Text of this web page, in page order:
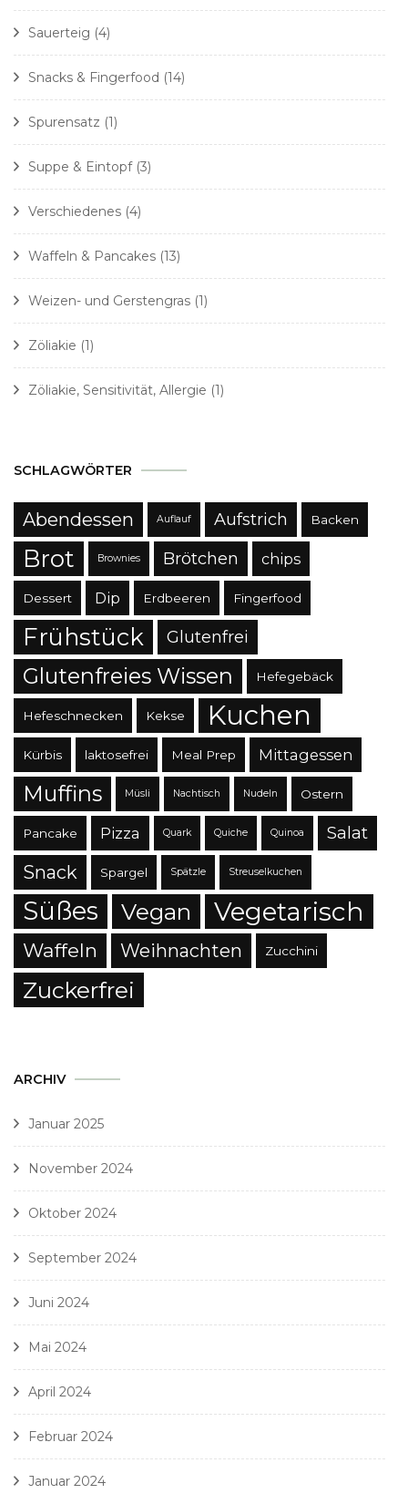
Sauerteig (4)
Snacks & Fingerfood (14)
Spurensatz (1)
Suppe & Eintopf(3)
Verschiedenes (4)
Waffeln & Pancakes (13)
Weizen- und Gerstengras (1)
Zöliakie (1)
Zöliakie, Sensitivität, Allergie (1)
SCHLAGWÖRTER
Abendessen Auflauf Aufstrich Backen
Brot Brownies Brötchen chips
Dessert Dip Erdbeeren Fingerfood
Frühstück Glutenfrei
Glutenfreies Wissen Hefegebäck
Hefeschnecken Kekse Kuchen
Kürbis laktosefrei Meal Prep Mittagessen
Muffins Müsli Nachtisch Nudeln Ostern
Pancake Pizza Quark Quiche Quinoa Salat
Snack Spargel Spätzle Streuselkuchen
Süßes Vegan Vegetarisch
Waffeln Weihnachten Zucchini
Zuckerfrei
ARCHIV
Januar 2025
November 2024
Oktober 2024
September 2024
Juni 2024
Mai 2024
April 2024
Februar 2024
Januar 2024